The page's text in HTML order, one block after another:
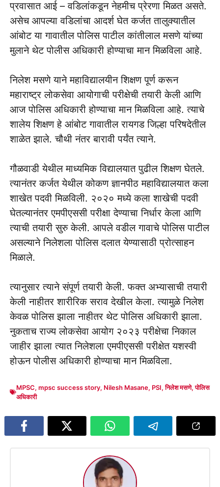
प्रवासात आई – वडिलांकडून नेहमीच प्रेरणा मिळत असते.
असेच आपल्या वडिलांचा आदर्श घेत कर्जत तालुक्यातील
आंबोट या गावातील पोलिस पाटील कांतीलाल मसणे यांच्या
मुलाने थेट पोलीस अधिकारी होण्याचा मान मिळविला आहे.
निलेश मसणे याने महाविद्यालयीन शिक्षण पूर्ण करून
महाराष्ट्र लोकसेवा आयोगाची परीक्षेची तयारी केली आणि
आज पोलिस अधिकारी होण्याचा मान मिळविला आहे. त्याचे
शालेय शिक्षण हे आंबोट गावातील रायगड जिल्हा परिषदेतील
शाळेत झाले. चौथी नंतर बारावी पर्यंत त्याने.
गौळवाडी येथील माध्यमिक विद्यालयात पुढील शिक्षण घेतले.
त्यानंतर कर्जत येथील कोकण ज्ञानपीठ महाविद्यालयात कला
शाखेत पदवी मिळविली. २०२० मध्ये कला शाखेची पदवी
घेतल्यानंतर एमपीएससी परीक्षा देण्याचा निर्धार केला आणि
त्याची तयारी सुरु केली. आपले वडील गावाचे पोलिस पाटील
असल्याने निलेशला पोलिस दलात येण्यासाठी प्रोत्साहन
मिळाले.
त्यानुसार त्याने संपूर्ण तयारी केली. फक्त अभ्यासाची तयारी
केली नाहीतर शारीरिक सराव देखील केला. त्यामुळे निलेश
केवळ पोलिस झाला नाहीतर थेट पोलिस अधिकारी झाला.
नुकताच राज्य लोकसेवा आयोग २०२३ परीक्षेचा निकाल
जाहीर झाला त्यात निलेशला एमपीएससी परीक्षेत यशस्वी
होऊन पोलीस अधिकारी होण्याचा मान मिळविला.
MPSC, mpsc success story, Nilesh Masane, PSI,निलेश मसणे,पोलिस
अधिकारी